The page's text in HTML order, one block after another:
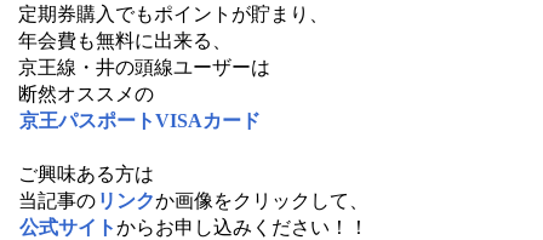
定期券購入でもポイントが貯まり、
年会費も無料に出来る、
京王線・井の頭線ユーザーは
断然オススメの
京王パスポートVISAカード
ご興味ある方は
当記事の リンクか画像をクリックして、
公式サイトからお申し込みください！！